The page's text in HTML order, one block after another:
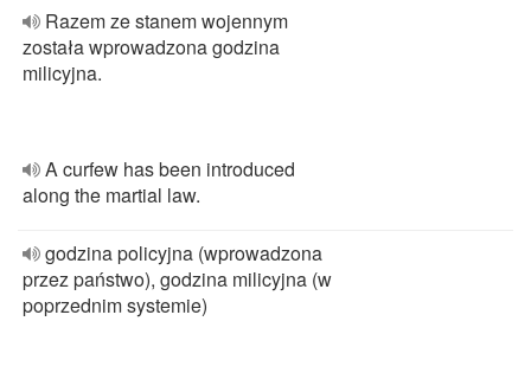
Razem ze stanem wojennym
została wprowadzona godzina
milicyjna.
A curfew has been introduced
along the martial law.
godzina policyjna (wprowadzona
przez państwo), godzina milicyjna (w
poprzednim systemie)